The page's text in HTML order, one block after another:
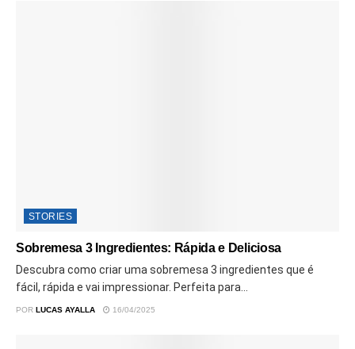
STORIES
Sobremesa 3 Ingredientes: Rápida e Deliciosa
Descubra como criar uma sobremesa 3 ingredientes que é
fácil, rápida e vai impressionar. Perfeita para...
POR LUCAS AYALLA 16/04/2025